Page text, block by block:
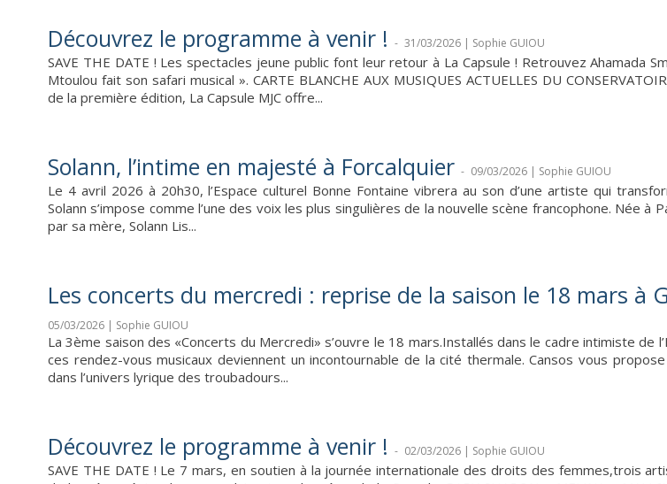
Découvrez le programme à venir ! - 31/03/2026 | Sophie GUIOU
SAVE THE DATE ! Les spectacles jeune public font leur retour à La Capsule ! Retrouvez Ahamada
Mtoulou fait son safari musical ». CARTE BLANCHE AUX MUSIQUES ACTUELLES DU
de la première édition, La Capsule MJC offre...
Solann, l’intime en majesté à Forcalquier - 09/03/2026 | Sophie GUIOU
Le 4 avril 2026 à 20h30, l’Espace culturel Bonne Fontaine vibrera au son d’une artiste qui
Solann s’impose comme l’une des voix les plus singulières de la nouvelle scène francophone. Née à
par sa mère, Solann Lis...
Les concerts du mercredi : reprise de la saison le 18 mars à
05/03/2026 | Sophie GUIOU
La 3ème saison des «Concerts du Mercredi» s’ouvre le 18 mars.Installés dans le cadre intimiste de
ces rendez-vous musicaux deviennent un incontournable de la cité thermale. Cansos vous
dans l’univers lyrique des troubadours...
Découvrez le programme à venir ! - 02/03/2026 | Sophie GUIOU
SAVE THE DATE ! Le 7 mars, en soutien à la journée internationale des droits des femmes,trois